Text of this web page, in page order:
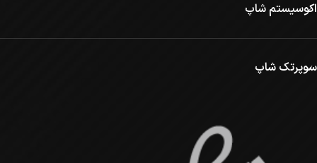
اکوسیستم شاپ
سوپرتک شاپ